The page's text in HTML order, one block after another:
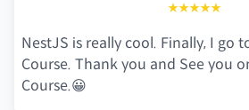
★★★★★
NestJS is really cool. Finally, I go
Course. Thank you and See you
Course.😀